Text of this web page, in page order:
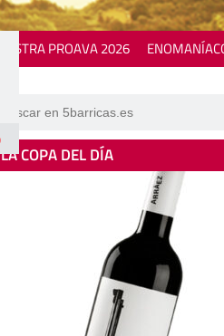
MOSTRA PROAVA 2026
LA COPA DEL DÍA